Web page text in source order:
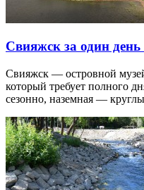
Свияжск за один
Свияжск — островной
который требует полного
сезонно, наземная —